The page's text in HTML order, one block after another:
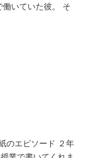
いていた彼。 そ
のエピソード ２年